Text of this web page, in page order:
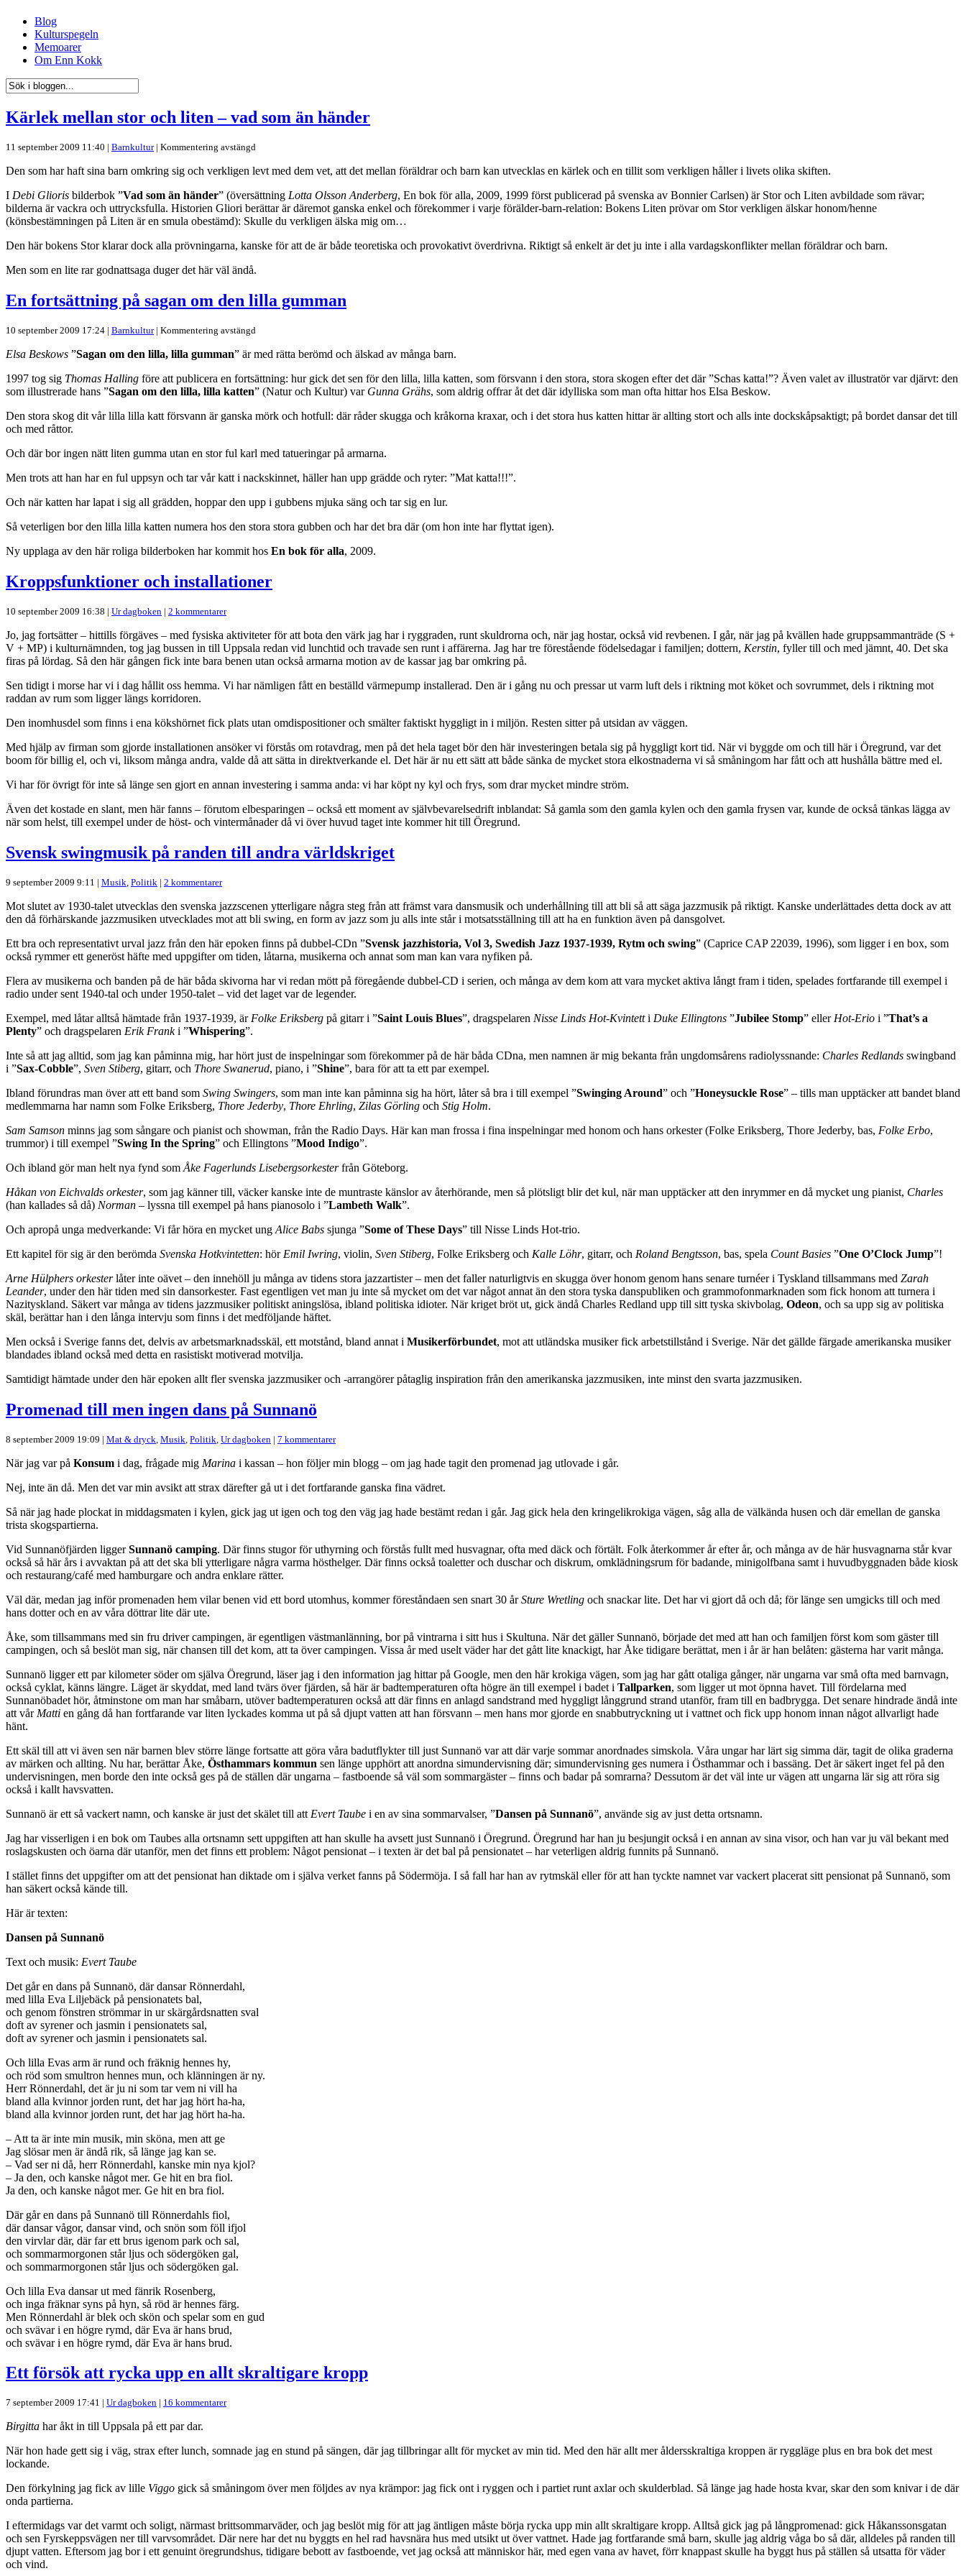
Blog
Kulturspegeln
Memoarer
Om Enn Kokk
Kärlek mellan stor och liten – vad som än händer
11 september 2009 11:40 | Barnkultur| Kommentering avstängd
Den som har haft sina barn omkring sig och verkligen levt med dem vet, att det mellan föräldrar och barn kan utvecklas en kärlek och en tillit som verkligen håller i livets olika skiften.
I Debi Glioris bilderbok ”Vad som än händer” (översättning Lotta Olsson Anderberg, En bok för alla, 2009, 1999 först publicerad på svenska av Bonnier Carlsen) är Stor och Liten avbildade som rävar;
bilderna är vackra och uttrycksfulla. Historien Gliori berättar är däremot ganska enkel och förekommer i varje förälder-barn-relation: Bokens Liten prövar om Stor verkligen älskar honom/henne
(könsbestämningen på Liten är en smula obestämd): Skulle du verkligen älska mig om…
Den här bokens Stor klarar dock alla prövningarna, kanske för att de är både teoretiska och provokativt överdrivna. Riktigt så enkelt är det ju inte i alla vardagskonflikter mellan föräldrar och barn.
Men som en lite rar godnattsaga duger det här väl ändå.
En fortsättning på sagan om den lilla gumman
10 september 2009 17:24 | Barnkultur| Kommentering avstängd
Elsa Beskows ”Sagan om den lilla, lilla gumman” är med rätta berömd och älskad av många barn.
1997 tog sig Thomas Halling före att publicera en fortsättning: hur gick det sen för den lilla, lilla katten, som försvann i den stora, stora skogen efter det där ”Schas katta!”? Även valet av illustratör var djärvt: den
som illustrerade hans ”Sagan om den lilla, lilla katten” (Natur och Kultur) var Gunna Grähs, som aldrig offrar åt det där idylliska som man ofta hittar hos Elsa Beskow.
Den stora skog dit vår lilla lilla katt försvann är ganska mörk och hotfull: där råder skugga och kråkorna kraxar, och i det stora hus katten hittar är allting stort och alls inte dockskåpsaktigt; på bordet dansar det till
och med råttor.
Och där bor ingen nätt liten gumma utan en stor ful karl med tatueringar på armarna.
Men trots att han har en ful uppsyn och tar vår katt i nackskinnet, häller han upp grädde och ryter: ”Mat katta!!!”.
Och när katten har lapat i sig all grädden, hoppar den upp i gubbens mjuka säng och tar sig en lur.
Så veterligen bor den lilla lilla katten numera hos den stora stora gubben och har det bra där (om hon inte har flyttat igen).
Ny upplaga av den här roliga bilderboken har kommit hos En bok för alla, 2009.
Kroppsfunktioner och installationer
10 september 2009 16:38 | Ur dagboken | 2 kommentarer
Jo, jag fortsätter – hittills förgäves – med fysiska aktiviteter för att bota den värk jag har i ryggraden, runt skuldrorna och, när jag hostar, också vid revbenen. I går, när jag på kvällen hade gruppsammanträde (S +
V + MP) i kulturnämnden, tog jag bussen in till Uppsala redan vid lunchtid och travade sen runt i affärerna. Jag har tre förestående födelsedagar i familjen; dottern, Kerstin, fyller till och med jämnt, 40. Det ska
firas på lördag. Så den här gången fick inte bara benen utan också armarna motion av de kassar jag bar omkring på.
Sen tidigt i morse har vi i dag hållit oss hemma. Vi har nämligen fått en beställd värmepump installerad. Den är i gång nu och pressar ut varm luft dels i riktning mot köket och sovrummet, dels i riktning mot
raddan av rum som ligger längs korridoren.
Den inomhusdel som finns i ena kökshörnet fick plats utan omdispositioner och smälter faktiskt hyggligt in i miljön. Resten sitter på utsidan av väggen.
Med hjälp av firman som gjorde installationen ansöker vi förstås om rotavdrag, men på det hela taget bör den här investeringen betala sig på hyggligt kort tid. När vi byggde om och till här i Öregrund, var det
boom för billig el, och vi, liksom många andra, valde då att sätta in direktverkande el. Det här är nu ett sätt att både sänka de mycket stora elkostnaderna vi så småningom har fått och att hushålla bättre med el.
Vi har för övrigt för inte så länge sen gjort en annan investering i samma anda: vi har köpt ny kyl och frys, som drar mycket mindre ström.
Även det kostade en slant, men här fanns – förutom elbesparingen – också ett moment av självbevarelsedrift inblandat: Så gamla som den gamla kylen och den gamla frysen var, kunde de också tänkas lägga av
när som helst, till exempel under de höst- och vintermånader då vi över huvud taget inte kommer hit till Öregrund.
Svensk swingmusik på randen till andra världskriget
9 september 2009 9:11 | Musik Politik | 2 kommentarer
Mot slutet av 1930-talet utvecklas den svenska jazzscenen ytterligare några steg från att främst vara dansmusik och underhållning till att bli så att säga jazzmusik på riktigt. Kanske underlättades detta dock av att
den då förhärskande jazzmusiken utvecklades mot att bli swing, en form av jazz som ju alls inte står i motsatsställning till att ha en funktion även på dansgolvet.
Ett bra och representativt urval jazz från den här epoken finns på dubbel-CDn ”Svensk jazzhistoria, Vol 3, Swedish Jazz 1937-1939, Rytm och swing” (Caprice CAP 22039, 1996), som ligger i en box, som
också rymmer ett generöst häfte med uppgifter om tiden, låtarna, musikerna och annat som man kan vara nyfiken på.
Flera av musikerna och banden på de här båda skivorna har vi redan mött på föregående dubbel-CD i serien, och många av dem kom att vara mycket aktiva långt fram i tiden, spelades fortfarande till exempel i
radio under sent 1940-tal och under 1950-talet – vid det laget var de legender.
Exempel, med låtar alltså hämtade från 1937-1939, är Folke Eriksberg på gitarr i ”Saint Louis Blues”, dragspelaren Nisse Linds Hot-Kvintetti Duke Ellingtons ”Jubilee Stomp” eller Hot-Erio i ”That’s a
Plenty” och dragspelaren Erik Franki ”Whispering”.
Inte så att jag alltid, som jag kan påminna mig, har hört just de inspelningar som förekommer på de här båda CDna, men namnen är mig bekanta från ungdomsårens radiolyssnande: Charles Redlands swingband
i ”Sax-Cobble”, Sven Stiberg, gitarr, och Thore Swanerud, piano, i ”Shine”, bara för att ta ett par exempel.
Ibland förundras man över att ett band som Swing Swingers, som man inte kan påminna sig ha hört, låter så bra i till exempel ”Swinging Around” och ”Honeysuckle Rose” – tills man upptäcker att bandet bland
medlemmarna har namn som Folke Eriksberg, Thore Jederby, Thore Ehrling, Zilas Görling och Stig Holm.
Sam Samson minns jag som sångare och pianist och showman, från the Radio Days. Här kan man frossa i fina inspelningar med honom och hans orkester (Folke Eriksberg, Thore Jederby, bas, Folke Erbo,
trummor) i till exempel ”Swing In the Spring” och Ellingtons ”Mood Indigo”.
Och ibland gör man helt nya fynd som Åke Fagerlunds Lisebergsorkesterfrån Göteborg.
Håkan von Eichvalds orkester, som jag känner till, väcker kanske inte de muntraste känslor av återhörande, men så plötsligt blir det kul, när man upptäcker att den inrymmer en då mycket ung pianist, Charles
(han kallades så då) Norman – lyssna till exempel på hans pianosolo i ”Lambeth Walk”.
Och apropå unga medverkande: Vi får höra en mycket ung Alice Babs sjunga ”Some of These Days” till Nisse Linds Hot-trio.
Ett kapitel för sig är den berömda Svenska Hotkvintetten: hör Emil Iwring, violin, Sven Stiberg, Folke Eriksberg och Kalle Löhr, gitarr, och Roland Bengtsson, bas, spela Count Basies ”One O’Clock Jump”!
Arne Hülphers orkesterlåter inte oävet – den innehöll ju många av tidens stora jazzartister – men det faller naturligtvis en skugga över honom genom hans senare turnéer i Tyskland tillsammans med Zarah
Leander, under den här tiden med sin dansorkester. Fast egentligen vet man ju inte så mycket om det var något annat än den stora tyska danspubliken och grammofonmarknaden som fick honom att turnera i
Nazityskland. Säkert var många av tidens jazzmusiker politiskt aningslösa, ibland politiska idioter. När kriget bröt ut, gick ändå Charles Redland upp till sitt tyska skivbolag, Odeon, och sa upp sig av politiska
skäl, berättar han i den långa intervju som finns i det medföljande häftet.
Men också i Sverige fanns det, delvis av arbetsmarknadsskäl, ett motstånd, bland annat i Musikerförbundet, mot att utländska musiker fick arbetstillstånd i Sverige. När det gällde färgade amerikanska musiker
blandades ibland också med detta en rasistiskt motiverad motvilja.
Samtidigt hämtade under den här epoken allt fler svenska jazzmusiker och -arrangörer påtaglig inspiration från den amerikanska jazzmusiken, inte minst den svarta jazzmusiken.
Promenad till men ingen dans på Sunnanö
8 september 2009 19:09 | Mat & dryck Musik Politik Ur dagboken | 7 kommentarer
När jag var på Konsum i dag, frågade mig Marina i kassan – hon följer min blogg – om jag hade tagit den promenad jag utlovade i går.
Nej, inte än då. Men det var min avsikt att strax därefter gå ut i det fortfarande ganska fina vädret.
Så när jag hade plockat in middagsmaten i kylen, gick jag ut igen och tog den väg jag hade bestämt redan i går. Jag gick hela den kringelikrokiga vägen, såg alla de välkända husen och där emellan de ganska
trista skogspartierna.
Vid Sunnanöfjärden liggerSunnanö camping. Där finns stugor för uthyrning och förstås fullt med husvagnar, ofta med däck och förtält. Folk återkommer år efter år, och många av de här husvagnarna står kvar
också så här års i avvaktan på att det ska bli ytterligare några varma hösthelger. Där finns också toaletter och duschar och diskrum, omklädningsrum för badande, minigolfbana samt i huvudbyggnaden både kiosk
och restaurang/café med hamburgare och andra enklare rätter.
Väl där, medan jag inför promenaden hem vilar benen vid ett bord utomhus, kommer föreståndaen sen snart 30 årSture Wretling och snackar lite. Det har vi gjort då och då; för länge sen umgicks till och med
hans dotter och en av våra döttrar lite där ute.
Åke, som tillsammans med sin fru driver campingen, är egentligen västmanlänning, bor på vintrarna i sitt hus i Skultuna. När det gäller Sunnanö, började det med att han och familjen först kom som gäster till
campingen, och så beslöt man sig, när chansen till det kom, att ta över campingen. Vissa år med uselt väder har det gått lite knackigt, har Åke tidigare berättat, men i år är han belåten: gästerna har varit många.
Sunnanö ligger ett par kilometer söder om själva Öregrund, läser jag i den information jag hittar på Google, men den här krokiga vägen, som jag har gått otaliga gånger, när ungarna var små ofta med barnvagn,
också cyklat, känns längre. Läget är skyddat, med land tvärs över fjärden, så här är badtemperaturen ofta högre än till exempel i badet i Tallparken, som ligger ut mot öpnna havet. Till fördelarna med
Sunnanöbadet hör, åtminstone om man har småbarn, utöver badtemperaturen också att där finns en anlagd sandstrand med hyggligt långgrund strand utanför, fram till en badbrygga. Det senare hindrade ändå inte
att vår Matti en gång då han fortfarande var liten lyckades komma ut på så djupt vatten att han försvann – men hans mor gjorde en snabbutryckning ut i vattnet och fick upp honom innan något allvarligt hade
hänt.
Ett skäl till att vi även sen när barnen blev större länge fortsatte att göra våra badutflykter till just Sunnanö var att där varje sommar anordnades simskola. Våra ungar har lärt sig simma där, tagit de olika graderna
av märken och allting. Nu har, berättar Åke, Östhammars kommun sen länge upphört att anordna simundervisning där; simundervisning ges numera i Östhammar och i bassäng. Det är säkert inget fel på den
undervisningen, men borde den inte också ges på de ställen där ungarna – fastboende så väl som sommargäster – finns och badar på somrarna? Dessutom är det väl inte ur vägen att ungarna lär sig att röra sig
också i kallt havsvatten.
Sunnanö är ett så vackert namn, och kanske är just det skälet till att Evert Taube i en av sina sommarvalser, ”Dansen på Sunnanö”, använde sig av just detta ortsnamn.
Jag har visserligen i en bok om Taubes alla ortsnamn sett uppgiften att han skulle ha avsett just Sunnanö i Öregrund. Öregrund har han ju besjungit också i en annan av sina visor, och han var ju väl bekant med
roslagskusten och öarna där utanför, men det finns ett problem: Något pensionat – i texten är det bal på pensionatet – har veterligen aldrig funnits på Sunnanö.
I stället finns det uppgifter om att det pensionat han diktade om i själva verket fanns på Södermöja. I så fall har han av rytmskäl eller för att han tyckte namnet var vackert placerat sitt pensionat på Sunnanö, som
han säkert också kände till.
Här är texten:
Dansen på Sunnanö
Text och musik: Evert Taube
Det går en dans på Sunnanö, där dansar Rönnerdahl,
med lilla Eva Liljebäck på pensionatets bal,
och genom fönstren strömmar in ur skärgårdsnatten sval
doft av syrener och jasmin i pensionatets sal,
doft av syrener och jasmin i pensionatets sal.
Och lilla Evas arm är rund och fräknig hennes hy,
och röd som smultron hennes mun, och klänningen är ny.
Herr Rönnerdahl, det är ju ni som tar vem ni vill ha
bland alla kvinnor jorden runt, det har jag hört ha-ha,
bland alla kvinnor jorden runt, det har jag hört ha-ha.
– Att ta är inte min musik, min sköna, men att ge
Jag slösar men är ändå rik, så länge jag kan se.
– Vad ser ni då, herr Rönnerdahl, kanske min nya kjol?
– Ja den, och kanske något mer. Ge hit en bra fiol.
Ja den, och kanske något mer. Ge hit en bra fiol.
Där går en dans på Sunnanö till Rönnerdahls fiol,
där dansar vågor, dansar vind, och snön som föll ifjol
den virvlar där, där far ett brus igenom park och sal,
och sommarmorgonen står ljus och södergöken gal,
och sommarmorgonen står ljus och södergöken gal.
Och lilla Eva dansar ut med fänrik Rosenberg,
och inga fräknar syns på hyn, så röd är hennes färg.
Men Rönnerdahl är blek och skön och spelar som en gud
och svävar i en högre rymd, där Eva är hans brud,
och svävar i en högre rymd, där Eva är hans brud.
Ett försök att rycka upp en allt skraltigare kropp
7 september 2009 17:41 | Ur dagboken | 16 kommentarer
Birgitta har åkt in till Uppsala på ett par dar.
När hon hade gett sig i väg, strax efter lunch, somnade jag en stund på sängen, där jag tillbringar allt för mycket av min tid. Med den här allt mer åldersskraltiga kroppen är ryggläge plus en bra bok det mest
lockande.
Den förkylning jag fick av lille Viggo gick så småningom över men följdes av nya krämpor: jag fick ont i ryggen och i partiet runt axlar och skulderblad. Så länge jag hade hosta kvar, skar den som knivar i de där
onda partierna.
I eftermidags var det varmt och soligt, närmast brittsommarväder, och jag beslöt mig för att jag äntligen måste börja rycka upp min allt skraltigare kropp. Alltså gick jag på långpromenad: gick Håkanssonsgatan
och sen Fyrskeppsvägen ner till varvsområdet. Där nere har det nu byggts en hel rad havsnära hus med utsikt ut över vattnet. Hade jag fortfarande små barn, skulle jag aldrig våga bo så där, alldeles på randen till
djupt vatten. Eftersom jag bor i ett genuint öregrundshus, tidigare bebott av fastboende, vet jag också att människor här, med egen vana av havet, förr knappast skulle ha byggt hus på ställen så utsatta för väder
och vind.